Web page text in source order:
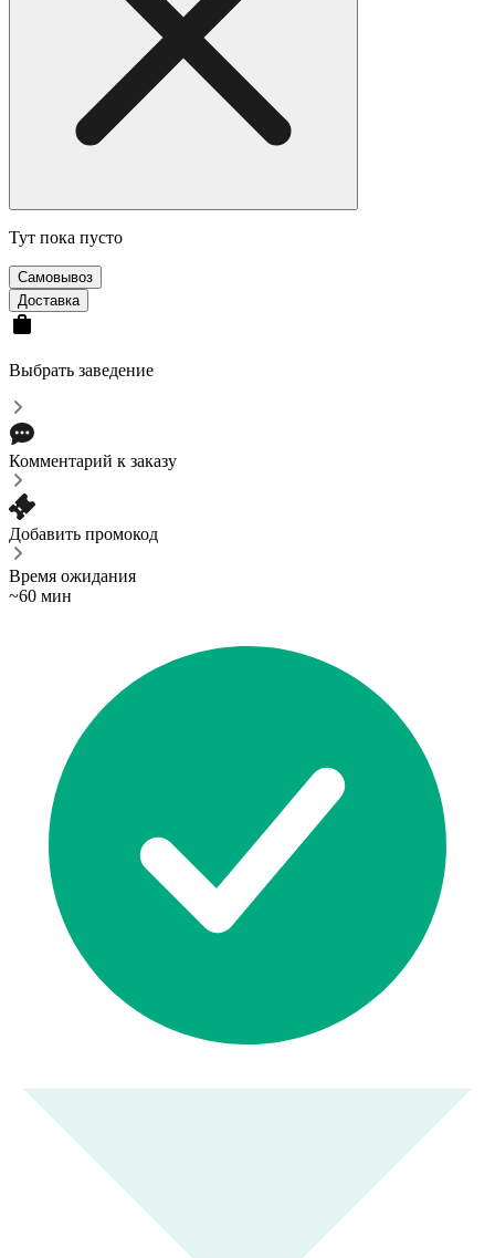
Тут пока пусто
Самовывоз
Доставка
Выбрать заведение
Комментарий к заказу
Добавить промокод
Время ожидания
~60 мин